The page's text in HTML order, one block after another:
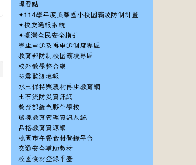
理要點
✦114學年度美華國小校園霸凌防制計畫
✦校安通報系統
✦臺灣全民安全指引
學生申訴及再申訴制度專區
教育部防制校園霸凌專區
校外教學整合網
防震監測填報
水土保持與農村再生教育網
土石流防災資訊網
教育部綠色夥伴學校
環境教育管理資訊系統
品格教育資源網
桃園市午餐食材登錄平台
交通安全輔助教材
校園食材登錄平臺